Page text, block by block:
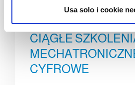
o
Usa solo i cookie
INWESTUJEMY W
PRZYSZŁOŚĆ
CIĄGŁE
CYFROWE